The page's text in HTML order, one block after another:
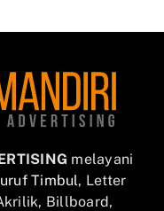
melayani
Timbul, Letter
Billboard,